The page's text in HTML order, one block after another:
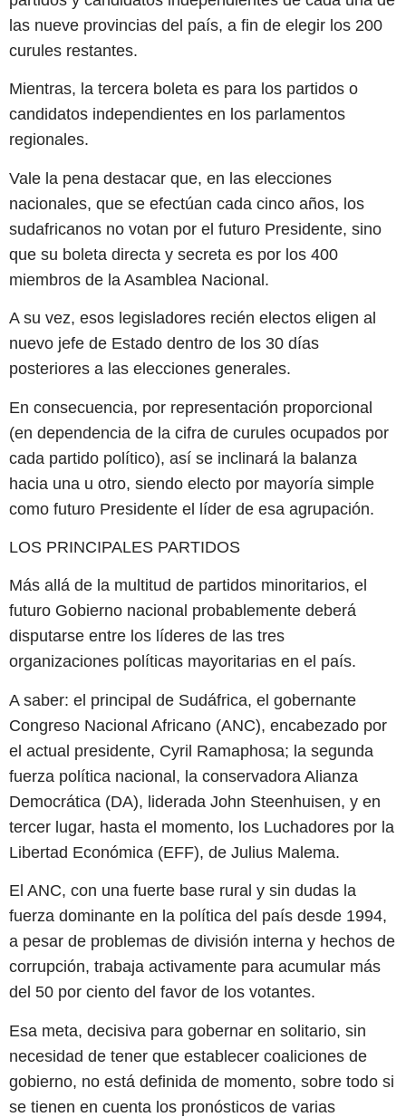
las nueve provincias del país, a fin de elegir los 200
curules restantes.
Mientras, la tercera boleta es para los partidos o
candidatos independientes en los parlamentos
regionales.
Vale la pena destacar que, en las elecciones
nacionales, que se efectúan cada cinco años, los
sudafricanos no votan por el futuro Presidente, sino
que su boleta directa y secreta es por los 400
miembros de la Asamblea Nacional.
A su vez, esos legisladores recién electos eligen al
nuevo jefe de Estado dentro de los 30 días
posteriores a las elecciones generales.
En consecuencia, por representación proporcional
(en dependencia de la cifra de curules ocupados por
cada partido político), así se inclinará la balanza
hacia una u otro, siendo electo por mayoría simple
como futuro Presidente el líder de esa agrupación.
LOS PRINCIPALES PARTIDOS
Más allá de la multitud de partidos minoritarios, el
futuro Gobierno nacional probablemente deberá
disputarse entre los líderes de las tres
organizaciones políticas mayoritarias en el país.
A saber: el principal de Sudáfrica, el gobernante
Congreso Nacional Africano (ANC), encabezado por
el actual presidente, Cyril Ramaphosa; la segunda
fuerza política nacional, la conservadora Alianza
Democrática (DA), liderada John Steenhuisen, y en
tercer lugar, hasta el momento, los Luchadores por la
Libertad Económica (EFF), de Julius Malema.
El ANC, con una fuerte base rural y sin dudas la
fuerza dominante en la política del país desde 1994,
a pesar de problemas de división interna y hechos de
corrupción, trabaja activamente para acumular más
del 50 por ciento del favor de los votantes.
Esa meta, decisiva para gobernar en solitario, sin
necesidad de tener que establecer coaliciones de
gobierno, no está definida de momento, sobre todo si
se tienen en cuenta los pronósticos de varias